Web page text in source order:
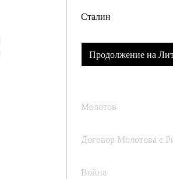
Сталин
Продолжение на
Молотов
Договор Молотова с
Война